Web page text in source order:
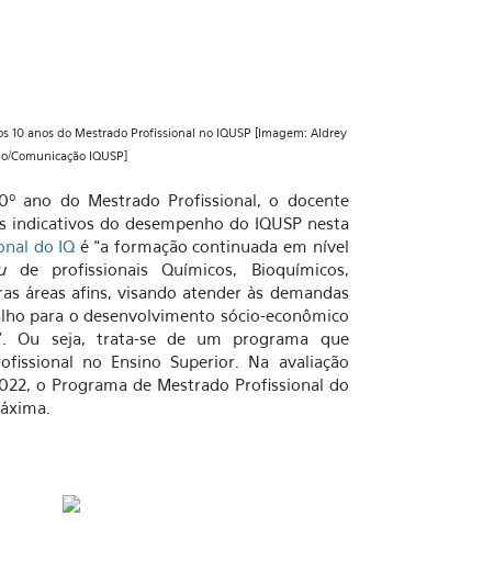
10 anos do Mestrado Profissional no IQUSP [Imagem: Aldrey
Comunicação IQUSP]
ano do Mestrado Profissional, o docente
do desempenho do IQUSP nesta
do IQ é “a formação continuada em nível
de profissionais Químicos, Bioquímicos,
áreas afins, visando atender às demandas
para o desenvolvimento sócio-econômico
Ou seja, trata-se de um programa que
no Ensino Superior. Na avaliação
o Programa de Mestrado Profissional do